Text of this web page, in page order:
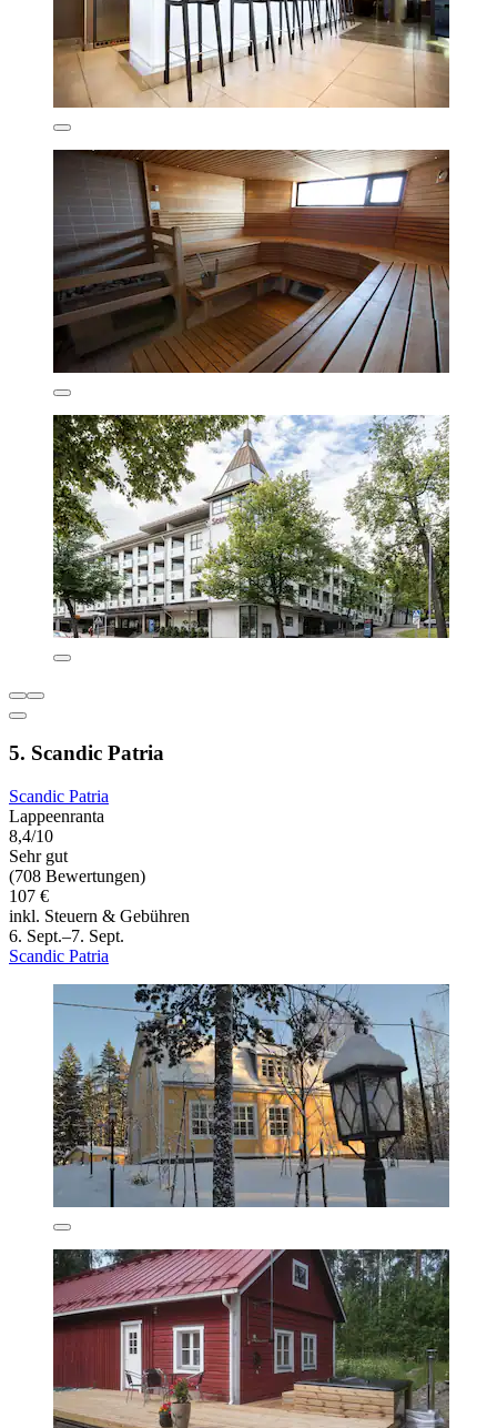
5. Scandic Patria
Scandic Patria
Lappeenranta
8,4/10
Sehr gut
(708 Bewertungen)
107 €
inkl. Steuern & Gebühren
6. Sept.–7. Sept.
Scandic Patria